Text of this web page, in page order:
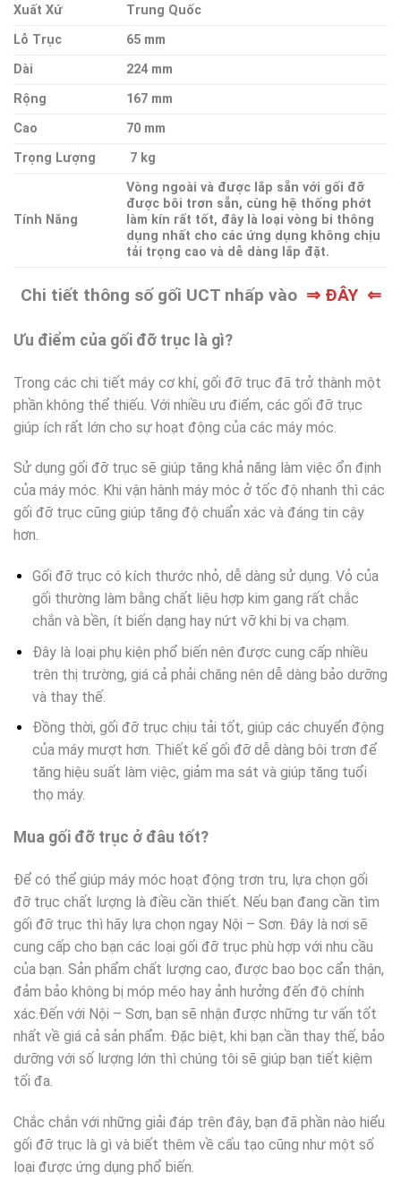
Xuất Xứ
Trung Quốc
Lỗ Trục
65 mm
Dài
224 mm
Rộng
167 mm
Cao
70 mm
Trọng Lượng
7 kg
Tính Năng
Vòng ngoài và được lắp sẵn với gối đỡ
được bôi trơn sẵn, cùng hệ thống phớt
làm kín rất tốt, đây là loại vòng bi thông
dụng nhất cho các ứng dụng không chịu
tải trọng cao và dễ dàng lắp đặt.
Chi tiết thông số gối UCT nhấp vào ⇒ ĐÂY ⇐
Ưu điểm của gối đỡ trục là gì?
Trong các chi tiết máy cơ khí, gối đỡ trục đã trở thành một
phần không thể thiếu. Với nhiều ưu điểm, các gối đỡ trục
giúp ích rất lớn cho sự hoạt động của các máy móc.
Sử dụng gối đỡ trục sẽ giúp tăng khả năng làm việc ổn định
của máy móc. Khi vận hành máy móc ở tốc độ nhanh thì các
gối đỡ trục cũng giúp tăng độ chuẩn xác và đáng tin cậy
hơn.
Gối đỡ trục có kích thước nhỏ, dễ dàng sử dụng. Vỏ của
gối thường làm bằng chất liệu hợp kim gang rất chắc
chắn và bền, ít biến dạng hay nứt vỡ khi bị va chạm.
Đây là loại phụ kiện phổ biến nên được cung cấp nhiều
trên thị trường, giá cả phải chăng nên dễ dàng bảo dưỡng
và thay thế.
Đồng thời, gối đỡ trục chịu tải tốt, giúp các chuyển động
của máy mượt hơn. Thiết kế gối đỡ dễ dàng bôi trơn để
tăng hiệu suất làm việc, giảm ma sát và giúp tăng tuổi
thọ máy.
Mua gối đỡ trục ở đâu tốt?
Để có thể giúp máy móc hoạt động trơn tru, lựa chọn gối
đỡ trục chất lượng là điều cần thiết. Nếu bạn đang cần tìm
gối đỡ trục thì hãy lựa chọn ngay Nội – Sơn. Đây là nơi sẽ
cung cấp cho bạn các loại gối đỡ trục phù hợp với nhu cầu
của bạn. Sản phẩm chất lượng cao, được bao bọc cẩn thận,
đảm bảo không bị móp méo hay ảnh hưởng đến độ chính
xác.Đến với Nội – Sơn, bạn sẽ nhận được những tư vấn tốt
nhất về giá cả sản phẩm. Đặc biệt, khi bạn cần thay thế, bảo
dưỡng với số lượng lớn thì chúng tôi sẽ giúp bạn tiết kiệm
tối đa.
Chắc chắn với những giải đáp trên đây, bạn đã phần nào hiểu
gối đỡ trục là gì và biết thêm về cấu tạo cũng như một số
loại được ứng dụng phổ biến.